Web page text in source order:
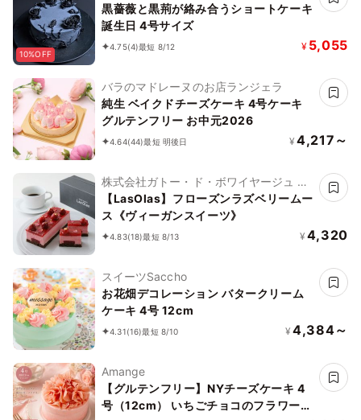
10%OFF
黒薔薇と黒荊が絡み合うショートケーキ
誕生日 4号サイズ
4.75(4)最短 8/12 ¥ 5,055
バラのマドレーヌのお店ランジェラ
純生 ベイクドチーズケーキ 4号ケーキ
グルテンフリー お中元2026
4.64(44)最短 明後日 ¥ 4,217～
株式会社ガトー・ド・ボワイヤージュ ブ
ランドLasolas
【LasOlas】フローズンラズベリームー
ス《ヴィーガンスイーツ》
4.83(18)最短 8/13 ¥ 4,320
スイーツSaccho
お花畑デコレーション バタークリーム
ケーキ 4号 12cm
4.31(16)最短 8/10 ¥ 4,384～
Amange
【グルテンフリー】NYチーズケーキ 4
号（12cm） いちごチョコのフラワーデ